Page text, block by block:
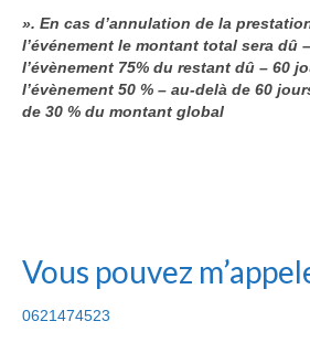
». En cas d’annulation de la
l’événement le montant total sera dû
l’évènement 75% du restant dû – 60
l’évènement 50 % – au-delà de 60
de 30 % du montant global
Vous pouvez
0621474523